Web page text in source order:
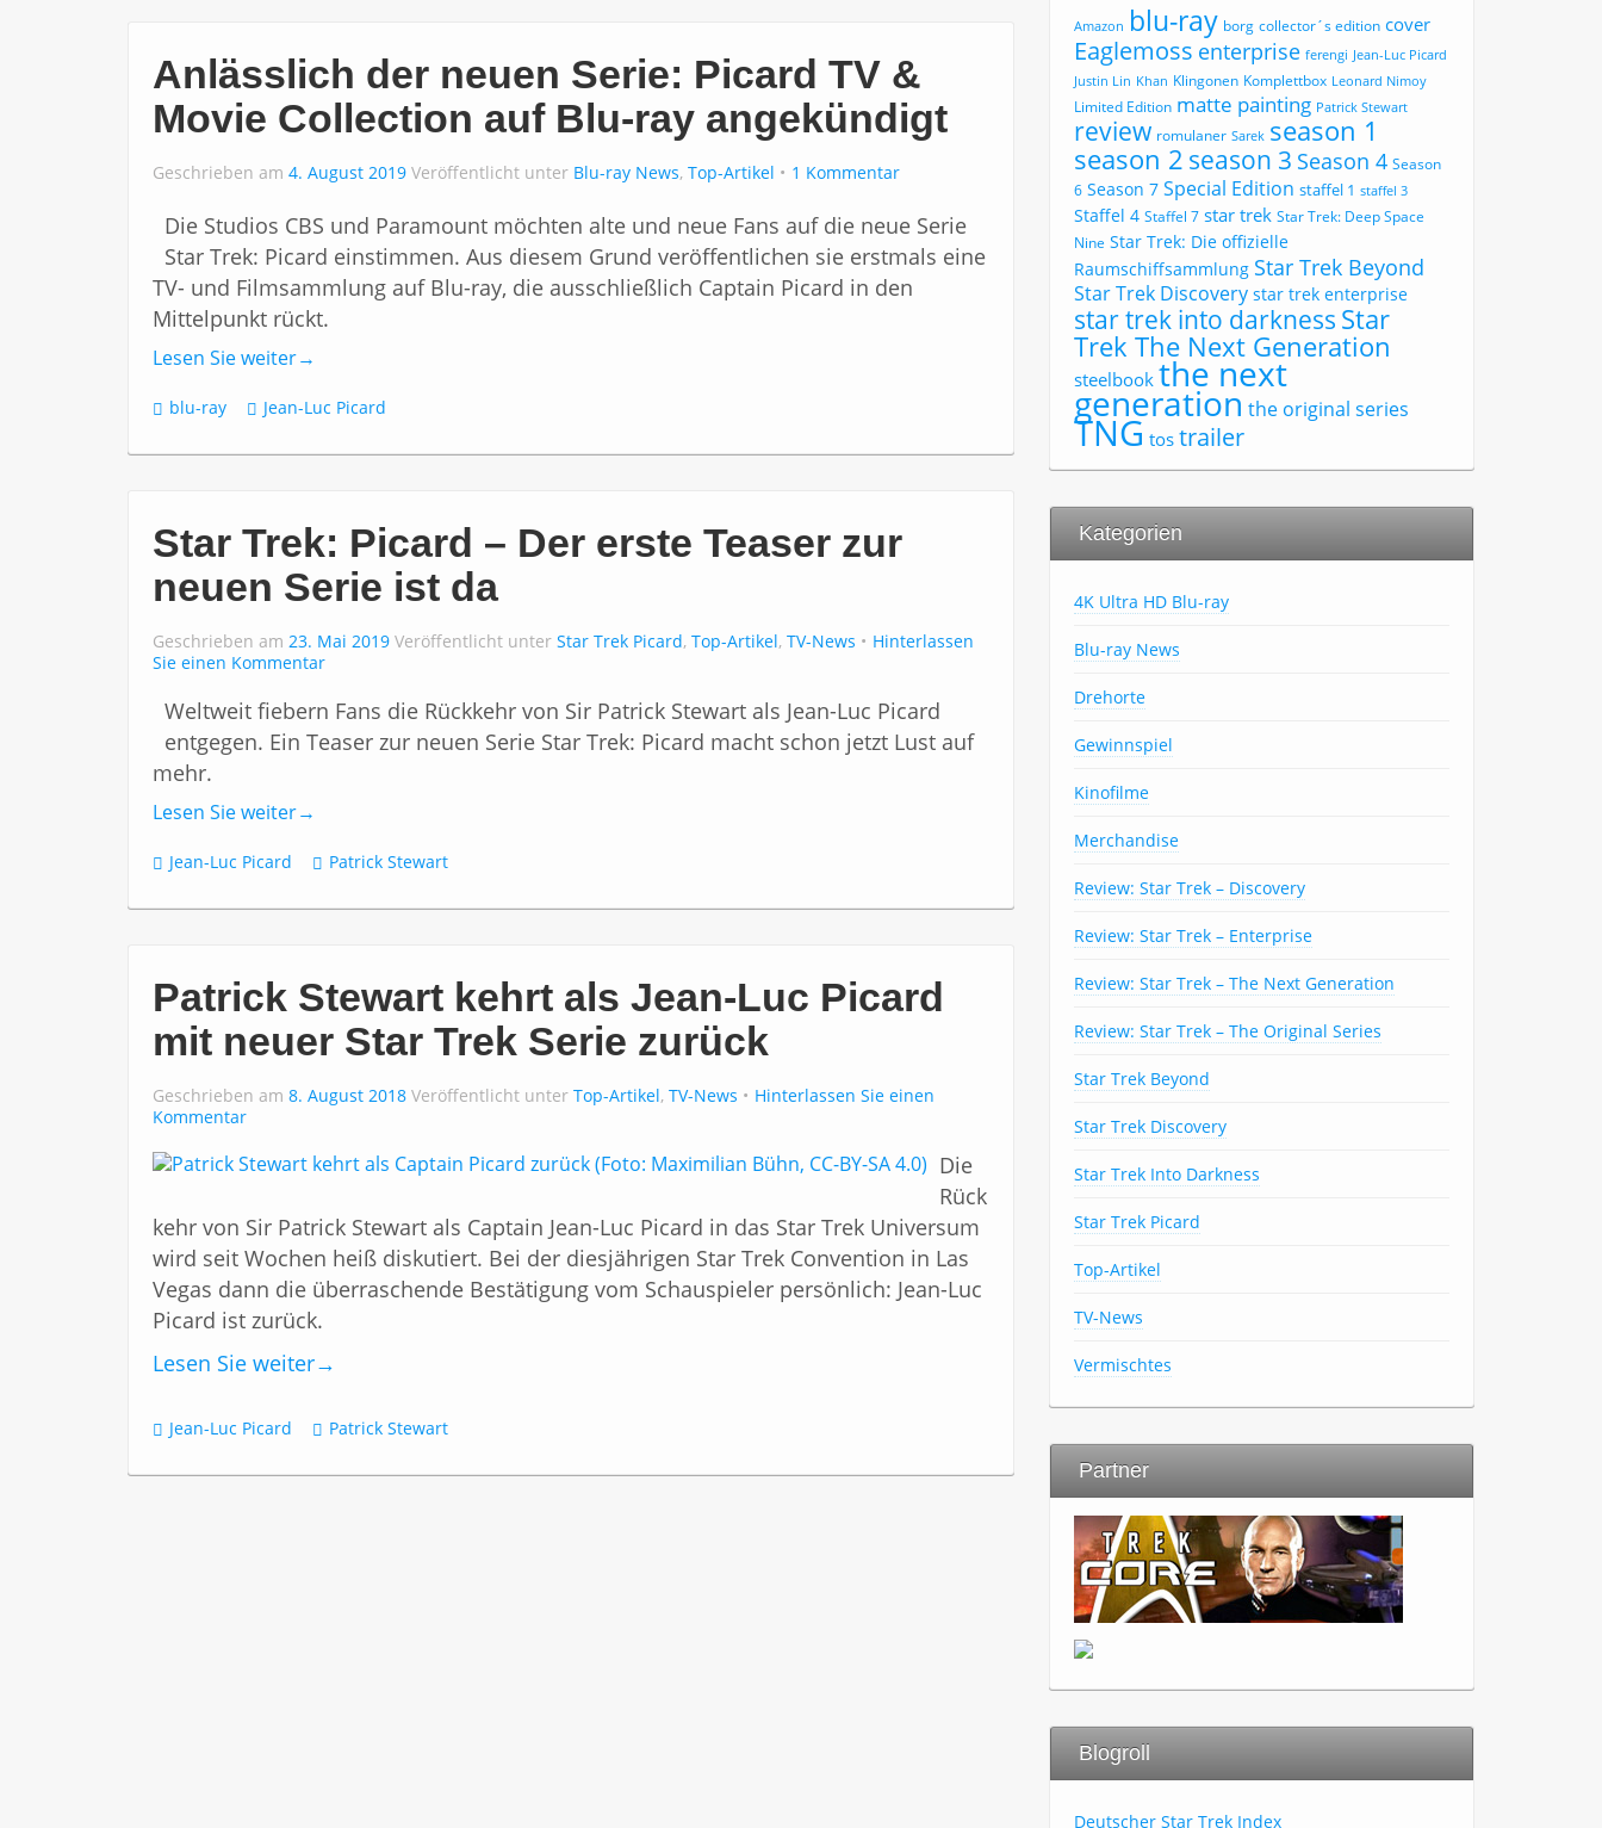
Anlässlich der neuen Serie: Picard TV &
Movie Collection auf Blu-ray angekündigt
Geschrieben am 4. August 2019 Veröffentlicht unter Blu-ray News, Top-Artikel 1 Kommentar
Die Studios CBS und Paramount möchten alte und neue Fans auf die neue Serie
Star Trek: Picard einstimmen. Aus diesem Grund veröffentlichen sie erstmals eine
TV- und Filmsammlung auf Blu-ray, die ausschließlich Captain Picard in den
Mittelpunkt rückt.
Lesen Sie weiter→
blu-ray Jean-Luc Picard
Star Trek: Picard – Der erste Teaser zur
neuen Serie ist da
Geschrieben am 23. Mai 2019 Veröffentlicht unter Star Trek Picard, Top-Artikel, TV-News
Hinterlassen
Sie einen Kommentar
Weltweit fiebern Fans die Rückkehr von Sir Patrick Stewart als Jean-Luc Picard
entgegen. Ein Teaser zur neuen Serie Star Trek: Picard macht schon jetzt Lust auf
mehr.
Lesen Sie weiter→
Jean-Luc Picard Patrick Stewart
Patrick Stewart kehrt als Jean-Luc Picard
mit neuer Star Trek Serie zurück
Geschrieben am 8. August 2018 Veröffentlicht unter Top-Artikel, TV-News
Hinterlassen Sie einen
Kommentar
Die
Rück
kehr von Sir Patrick Stewart als Captain Jean-Luc Picard in das Star Trek Universum
wird seit Wochen heiß diskutiert. Bei der diesjährigen Star Trek Convention in Las
Vegas dann die überraschende Bestätigung vom Schauspieler persönlich: Jean-Luc
Picard ist zurück.
Lesen Sie weiter→
Jean-Luc Picard Patrick Stewart
Amazon blu-ray borg collector´s edition cover
Eaglemoss enterprise ferengi Jean-Luc Picard
Justin Lin Khan Klingonen Komplettbox Leonard Nimoy
Limited Edition matte painting Patrick Stewart
review romulaner Sarek season 1
season 2 season 3 Season 4 Season
6 Season 7 Special Edition staffel 1 staffel 3
Staffel 4 Staffel 7 star trek Star Trek: Deep Space
Nine Star Trek: Die offizielle
Raumschiffsammlung Star Trek Beyond
Star Trek Discovery star trek enterprise
star trek into darkness Star
Trek The Next Generation
steelbook the next
generation the original series
TNG tos trailer
Kategorien
4K Ultra HD Blu-ray
Blu-ray News
Drehorte
Gewinnspiel
Kinofilme
Merchandise
Review: Star Trek – Discovery
Review: Star Trek – Enterprise
Review: Star Trek – The Next Generation
Review: Star Trek – The Original Series
Star Trek Beyond
Star Trek Discovery
Star Trek Into Darkness
Star Trek Picard
Top-Artikel
TV-News
Vermischtes
Partner
Blogroll
Deutscher Star Trek Index